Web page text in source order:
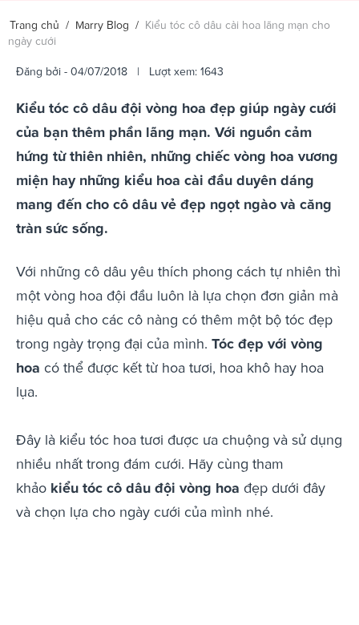
Trang chủ / Marry Blog / Kiểu tóc cô dâu cài hoa lãng mạn cho
ngày cưới
Đăng bởi - 04/07/2018 | Lượt xem: 1643
Kiểu tóc cô dâu đội vòng hoa đẹp giúp ngày cưới
của bạn thêm phần lãng mạn. Với nguồn cảm
hứng từ thiên nhiên, những chiếc vòng hoa vương
miện hay những kiểu hoa cài đầu duyên dáng
mang đến cho cô dâu vẻ đẹp ngọt ngào và căng
tràn sức sống.
Với những cô dâu yêu thích phong cách tự nhiên thì
một vòng hoa đội đầu luôn là lựa chọn đơn giản mà
hiệu quả cho các cô nàng có thêm một bộ tóc đẹp
trong ngày trọng đại của mình. Tóc đẹp với vòng
hoa có thể được kết từ hoa tươi, hoa khô hay hoa
lụa.
Đây là kiểu tóc hoa tươi được ưa chuộng và sử dụng
nhiều nhất trong đám cưới. Hãy cùng tham
khảo kiểu tóc cô dâu đội vòng hoa đẹp dưới đây
và chọn lựa cho ngày cưới của mình nhé.